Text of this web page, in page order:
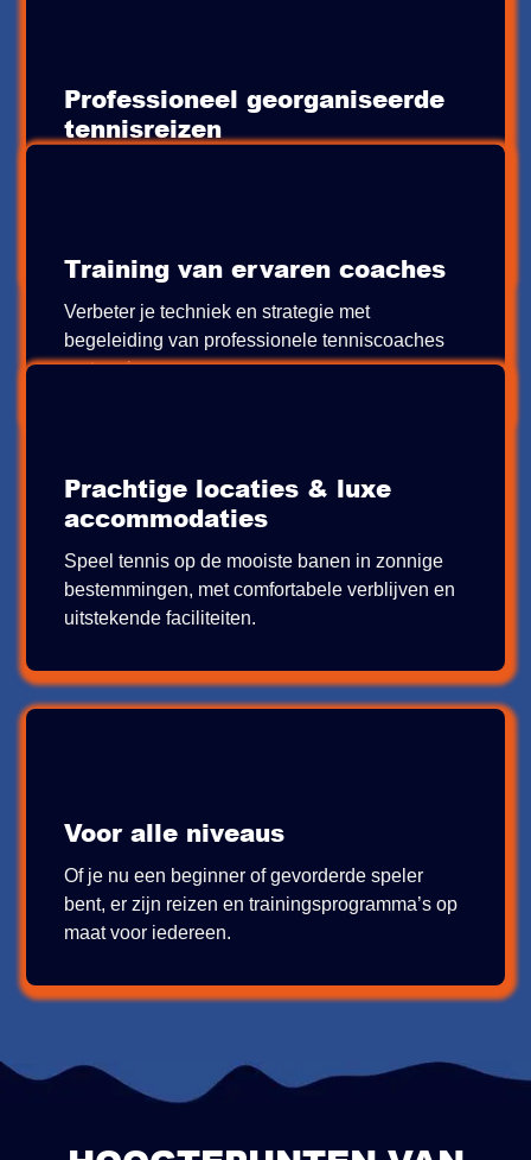
Professioneel georganiseerde
tennisreizen
Training van ervaren coaches
Verbeter je techniek en strategie met
begeleiding van professionele tenniscoaches
op topniveau.
Prachtige locaties & luxe
accommodaties
Speel tennis op de mooiste banen in zonnige
bestemmingen, met comfortabele verblijven en
uitstekende faciliteiten.
Voor alle niveaus
Of je nu een beginner of gevorderde speler
bent, er zijn reizen en trainingsprogramma’s op
maat voor iedereen.